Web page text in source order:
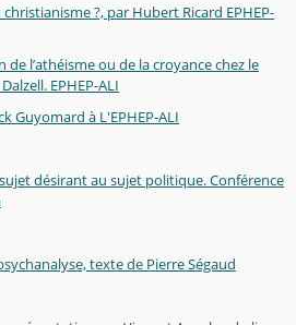
?, par Hubert Ricard EPHEP-
l’athéisme ou de la croyance chez le
EPHEP-ALI
Guyomard à L'EPHEP-ALI
désirant au sujet politique. Conférence
texte de Pierre Ségaud